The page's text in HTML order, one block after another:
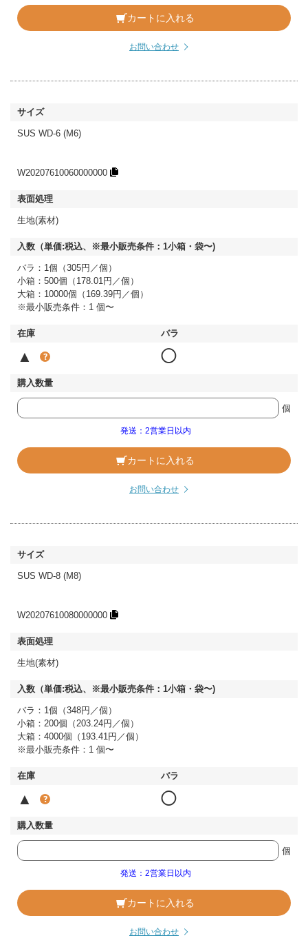
カートに入れる
お問い合わせ
SUS WD-6 (M6)
W20207610060000000
生地(素材)
バラ：1個（305円／個）
小箱：500個（178.01円／個）
大箱：10000個（169.39円／個）
※最小販売条件：1 個〜
▲ ◯
個
発送：2営業日以内
カートに入れる
お問い合わせ
SUS WD-8 (M8)
W20207610080000000
生地(素材)
バラ：1個（348円／個）
小箱：200個（203.24円／個）
大箱：4000個（193.41円／個）
※最小販売条件：1 個〜
▲ ◯
個
発送：2営業日以内
カートに入れる
お問い合わせ